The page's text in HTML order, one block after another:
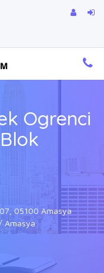
Ogrenci
05100 Amasya
Amasya